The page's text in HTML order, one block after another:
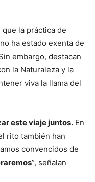
la práctica de
ha estado exenta de
embargo, destacan
la Naturaleza y la
viva la llama del
este viaje juntos. En
rito también han
convencidos de
”, señalan